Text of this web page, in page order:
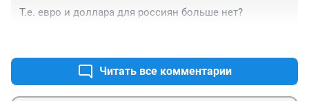
Т.е. евро и доллара для россиян больше нет?
Читать все комментарии